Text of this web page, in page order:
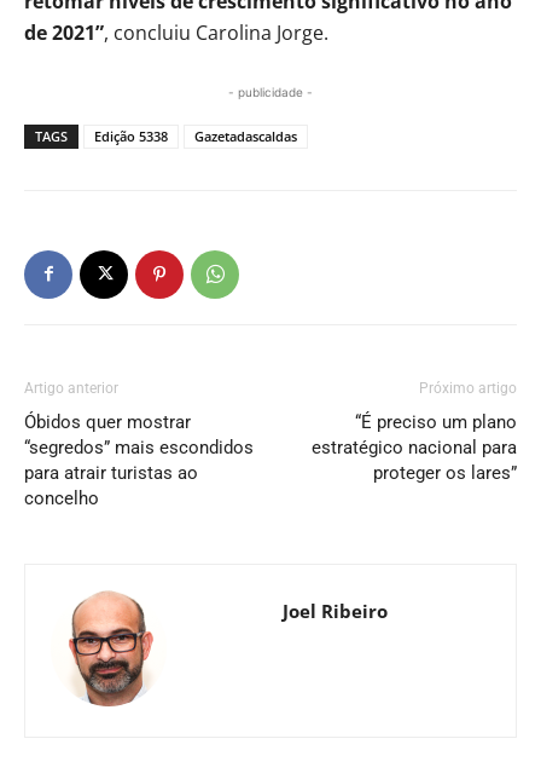
de 2021”, concluiu Carolina Jorge.
- publicidade -
TAGS Edição 5338 Gazetadascaldas
Artigo anterior
Óbidos quer mostrar
“segredos” mais escondidos
para atrair turistas ao
concelho
Próximo artigo
“É preciso um plano
estratégico nacional para
proteger os lares”
Joel Ribeiro